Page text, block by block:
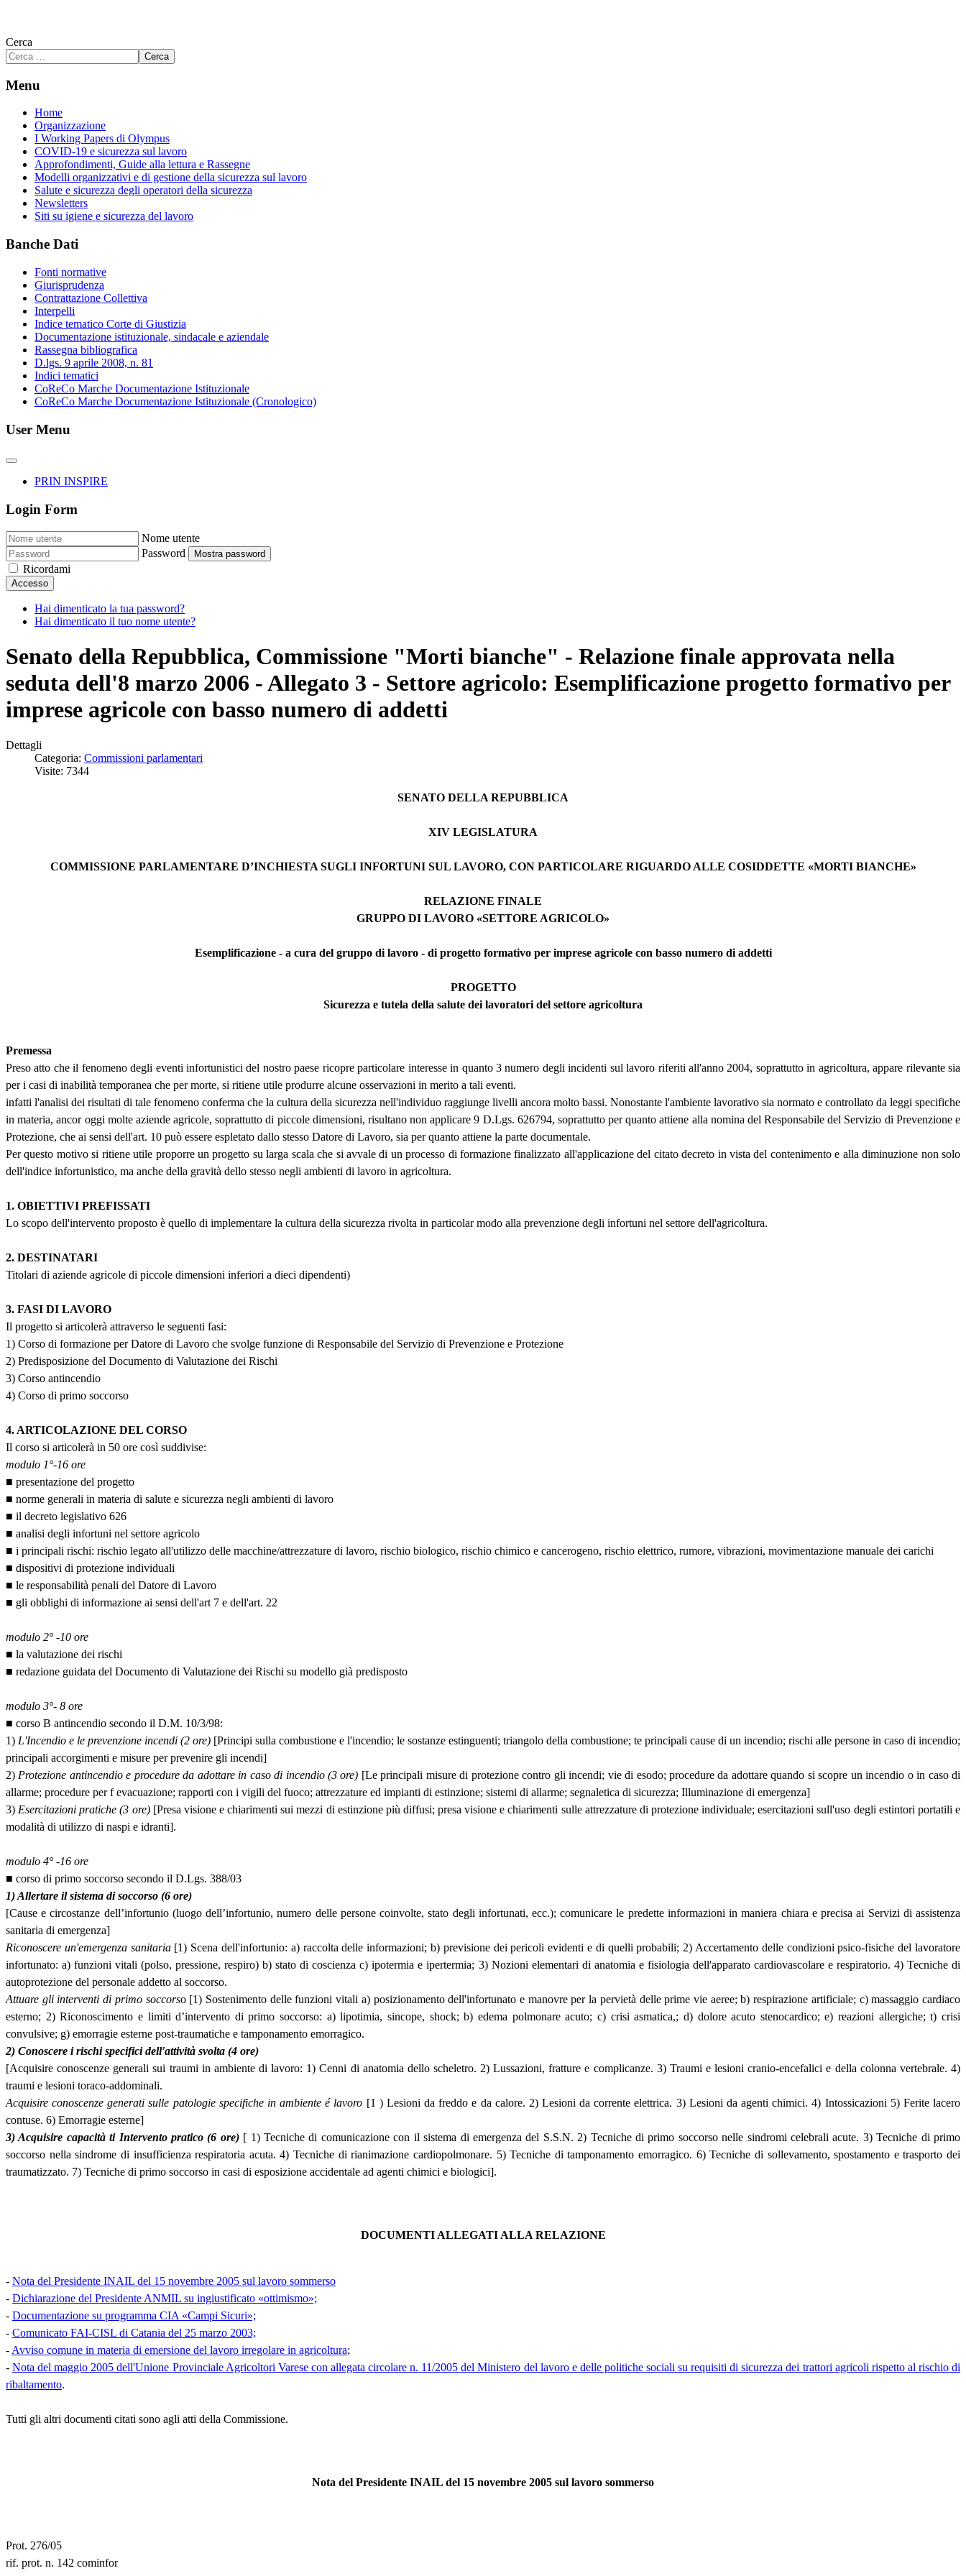
Cerca
Cerca
Menu
Home
Organizzazione
I Working Papers di Olympus
COVID-19 e sicurezza sul lavoro
Approfondimenti, Guide alla lettura e Rassegne
Modelli organizzativi e di gestione della sicurezza sul lavoro
Salute e sicurezza degli operatori della sicurezza
Newsletters
Siti su igiene e sicurezza del lavoro
Banche Dati
Fonti normative
Giurisprudenza
Contrattazione Collettiva
Interpelli
Indice tematico Corte di Giustizia
Documentazione istituzionale, sindacale e aziendale
Rassegna bibliografica
D.lgs. 9 aprile 2008, n. 81
Indici tematici
CoReCo Marche Documentazione Istituzionale
CoReCo Marche Documentazione Istituzionale (Cronologico)
User Menu
PRIN INSPIRE
Login Form
Nome utente
Password
Mostra password
Ricordami
Accesso
Hai dimenticato la tua password?
Hai dimenticato il tuo nome utente?
Senato della Repubblica, Commissione "Morti bianche" - Relazione finale approvata nella
seduta dell'8 marzo 2006 - Allegato 3 - Settore agricolo: Esemplificazione progetto formativo per
imprese agricole con basso numero di addetti
Dettagli
Categoria: Commissioni parlamentari
Visite: 7344
SENATO DELLA REPUBBLICA
XIV LEGISLATURA
COMMISSIONE PARLAMENTARE D’INCHIESTA SUGLI INFORTUNI SUL LAVORO, CON PARTICOLARE RIGUARDO ALLE COSIDDETTE «MORTI BIANCHE»
RELAZIONE FINALE
GRUPPO DI LAVORO «SETTORE AGRICOLO»
Esemplificazione - a cura del gruppo di lavoro - di progetto formativo per imprese agricole con basso numero di addetti
PROGETTO
Sicurezza e tutela della salute dei lavoratori del settore agricoltura
Premessa
Preso atto che il fenomeno degli eventi infortunistici del nostro paese ricopre particolare interesse in quanto 3 numero degli incidenti sul lavoro riferiti all'anno 2004, soprattutto in agricoltura, appare rilevante sia
per i casi di inabilità temporanea che per morte, si ritiene utile produrre alcune osservazioni in merito a tali eventi.
infatti l'analisi dei risultati di tale fenomeno conferma che la cultura della sicurezza nell'individuo raggiunge livelli ancora molto bassi. Nonostante l'ambiente lavorativo sia normato e controllato da leggi specifiche
in materia, ancor oggi molte aziende agricole, soprattutto di piccole dimensioni, risultano non applicare 9 D.Lgs. 626794, soprattutto per quanto attiene alla nomina del Responsabile del Servizio di Prevenzione e
Protezione, che ai sensi dell'art. 10 può essere espletato dallo stesso Datore di Lavoro, sia per quanto attiene la parte documentale.
Per questo motivo si ritiene utile proporre un progetto su larga scala che si avvale di un processo di formazione finalizzato all'applicazione del citato decreto in vista del contenimento e alla diminuzione non solo
dell'indice infortunistico, ma anche della gravità dello stesso negli ambienti di lavoro in agricoltura.
1. OBIETTIVI PREFISSATI
Lo scopo dell'intervento proposto è quello di implementare la cultura della sicurezza rivolta in particolar modo alla prevenzione degli infortuni nel settore dell'agricoltura.
2. DESTINATARI
Titolari di aziende agricole di piccole dimensioni inferiori a dieci dipendenti)
3. FASI DI LAVORO
Il progetto si articolerà attraverso le seguenti fasi:
1) Corso di formazione per Datore di Lavoro che svolge funzione di Responsabile del Servizio di Prevenzione e Protezione
2) Predisposizione del Documento di Valutazione dei Rischi
3) Corso antincendio
4) Corso di primo soccorso
4. ARTICOLAZIONE DEL CORSO
Il corso si articolerà in 50 ore così suddivise:
modulo 1°-16 ore
■ presentazione del progetto
■ norme generali in materia di salute e sicurezza negli ambienti di lavoro
■ il decreto legislativo 626
■ analisi degli infortuni nel settore agricolo
■ i principali rischi: rischio legato all'utilizzo delle macchine/attrezzature di lavoro, rischio biologico, rischio chimico e cancerogeno, rischio elettrico, rumore, vibrazioni, movimentazione manuale dei carichi
■ dispositivi di protezione individuali
■ le responsabilità penali del Datore di Lavoro
■ gli obblighi di informazione ai sensi dell'art 7 e dell'art. 22
modulo 2° -10 ore
■ la valutazione dei rischi
■ redazione guidata del Documento di Valutazione dei Rischi su modello già predisposto
modulo 3°- 8 ore
■ corso B antincendio secondo il D.M. 10/3/98:
1) L'Incendio e le prevenzione incendi (2 ore) [Principi sulla combustione e l'incendio; le sostanze estinguenti; triangolo della combustione; te principali cause di un incendio; rischi alle persone in caso di incendio;
principali accorgimenti e misure per prevenire gli incendi]
2) Protezione antincendio e procedure da adottare in caso di incendio (3 ore) [Le principali misure di protezione contro gli incendi; vie di esodo; procedure da adottare quando si scopre un incendio o in caso di
allarme; procedure per f evacuazione; rapporti con i vigili del fuoco; attrezzature ed impianti di estinzione; sistemi di allarme; segnaletica di sicurezza; Illuminazione di emergenza]
3) Esercitazioni pratiche (3 ore)[Presa visione e chiarimenti sui mezzi di estinzione più diffusi; presa visione e chiarimenti sulle attrezzature di protezione individuale; esercitazioni sull'uso degli estintori portatili e
modalità di utilizzo di naspi e idranti].
modulo 4° -16 ore
■ corso di primo soccorso secondo il D.Lgs. 388/03
1) Allertare il sistema di soccorso (6 ore)
[Cause e circostanze dell’infortunio (luogo dell’infortunio, numero delle persone coinvolte, stato degli infortunati, ecc.); comunicare le predette informazioni in maniera chiara e precisa ai Servizi di assistenza
sanitaria di emergenza]
Riconoscere un'emergenza sanitaria [1) Scena dell'infortunio: a) raccolta delle informazioni; b) previsione dei pericoli evidenti e di quelli probabili; 2) Accertamento delle condizioni psico-fisiche del lavoratore
infortunato: a) funzioni vitali (polso, pressione, respiro) b) stato di coscienza c) ipotermia e ipertermia; 3) Nozioni elementari di anatomia e fisiologia dell'apparato cardiovascolare e respiratorio. 4) Tecniche di
autoprotezione del personale addetto al soccorso.
Attuare gli interventi di primo soccorso [1) Sostenimento delle funzioni vitali a) posizionamento dell'infortunato e manovre per la pervietà delle prime vie aeree; b) respirazione artificiale; c) massaggio cardiaco
esterno; 2) Riconoscimento e limiti d’intervento di primo soccorso: a) lipotimia, sincope, shock; b) edema polmonare acuto; c) crisi asmatica,; d) dolore acuto stenocardico; e) reazioni allergiche; t) crisi
convulsive; g) emorragie esterne post-traumatiche e tamponamento emorragico.
2) Conoscere i rischi specifici dell'attività svolta (4 ore)
[Acquisire conoscenze generali sui traumi in ambiente di lavoro: 1) Cenni di anatomia dello scheletro. 2) Lussazioni, fratture e complicanze. 3) Traumi e lesioni cranio-encefalici e della colonna vertebrale. 4)
traumi e lesioni toraco-addominali.
Acquisire conoscenze generati sulle patologie specifiche in ambiente é lavoro [1 ) Lesioni da freddo e da calore. 2) Lesioni da corrente elettrica. 3) Lesioni da agenti chimici. 4) Intossicazioni 5) Ferite lacero
contuse. 6) Emorragie esterne]
3) Acquisire capacità ti Intervento pratico (6 ore)[ 1) Tecniche di comunicazione con il sistema di emergenza del S.S.N. 2) Tecniche di primo soccorso nelle sindromi celebrali acute. 3) Tecniche di primo
soccorso nella sindrome di insufficienza respiratoria acuta. 4) Tecniche di rianimazione cardiopolmonare. 5) Tecniche di tamponamento emorragico. 6) Tecniche di sollevamento, spostamento e trasporto dei
traumatizzato. 7) Tecniche di primo soccorso in casi di esposizione accidentale ad agenti chimici e biologici].
DOCUMENTI ALLEGATI ALLA RELAZIONE
- Nota del Presidente INAIL del 15 novembre 2005 sul lavoro sommerso
- Dichiarazione del Presidente ANMIL su ingiustificato «ottimismo»;
- Documentazione su programma CIA «Campi Sicuri»;
- Comunicato FAI-CISL di Catania del 25 marzo 2003;
- Avviso comune in materia di emersione del lavoro irregolare in agricoltura;
-Nota del maggio 2005 dell'Unione Provinciale Agricoltori Varese con allegata circolare n. 11/2005 del Ministero del lavoro e delle politiche sociali su requisiti di sicurezza dei trattori agricoli rispetto al rischio di
ribaltamento.
Tutti gli altri documenti citati sono agli atti della Commissione.
Nota del Presidente INAIL del 15 novembre 2005 sul lavoro sommerso
Prot. 276/05
rif. prot. n. 142 cominfor